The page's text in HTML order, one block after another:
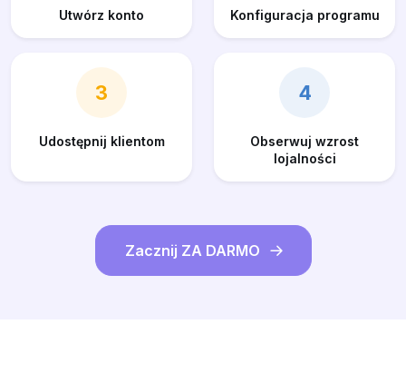
Utwórz konto Konfiguracja programu
3
Udostępnij klientom
4
Obserwuj wzrost
lojalności
Zacznij ZA DARMO